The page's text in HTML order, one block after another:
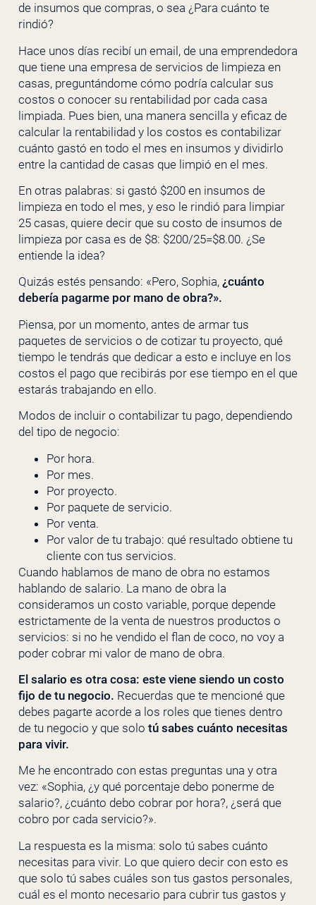
de insumos que compras, o sea ¿Para cuánto te
rindió?
Hace unos días recibí un email, de una emprendedora
que tiene una empresa de servicios de limpieza en
casas, preguntándome cómo podría calcular sus
costos o conocer su rentabilidad por cada casa
limpiada. Pues bien, una manera sencilla y eficaz de
calcular la rentabilidad y los costos es contabilizar
cuánto gastó en todo el mes en insumos y dividirlo
entre la cantidad de casas que limpió en el mes.
En otras palabras: si gastó $200 en insumos de
limpieza en todo el mes, y eso le rindió para limpiar
25 casas, quiere decir que su costo de insumos de
limpieza por casa es de $8: $200/25=$8.00. ¿Se
entiende la idea?
Quizás estés pensando: «Pero, Sophia, ¿cuánto
debería pagarme por mano de obra?».
Piensa, por un momento, antes de armar tus
paquetes de servicios o de cotizar tu proyecto, qué
tiempo le tendrás que dedicar a esto e incluye en los
costos el pago que recibirás por ese tiempo en el que
estarás trabajando en ello.
Modos de incluir o contabilizar tu pago, dependiendo
del tipo de negocio:
Por hora.
Por mes.
Por proyecto.
Por paquete de servicio.
Por venta.
Por valor de tu trabajo: qué resultado obtiene tu
cliente con tus servicios.
Cuando hablamos de mano de obra no estamos
hablando de salario. La mano de obra la
consideramos un costo variable, porque depende
estrictamente de la venta de nuestros productos o
servicios: si no he vendido el flan de coco, no voy a
poder cobrar mi valor de mano de obra.
El salario es otra cosa: este viene siendo un costo
fijo de tu negocio. Recuerdas que te mencioné que
debes pagarte acorde a los roles que tienes dentro
de tu negocio y que solo tú sabes cuánto necesitas
para vivir.
Me he encontrado con estas preguntas una y otra
vez: «Sophia, ¿y qué porcentaje debo ponerme de
salario?, ¿cuánto debo cobrar por hora?, ¿será que
cobro por cada servicio?».
La respuesta es la misma: solo tú sabes cuánto
necesitas para vivir. Lo que quiero decir con esto es
que solo tú sabes cuáles son tus gastos personales,
cuál es el monto necesario para cubrir tus gastos y